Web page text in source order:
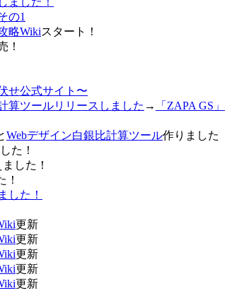
の1
略Wikiスタート！
！
せ公式サイト〜
算ツールリリースしました →
「ZAPA GS」
Webデザイン白銀比計算ツール作りました
た！
した！
！
した！
更新
更新
更新
更新
更新